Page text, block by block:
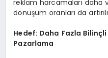
reklam harcamaları daha
dönüşüm oranları da
Hedef: Daha Fazla
Pazarlama